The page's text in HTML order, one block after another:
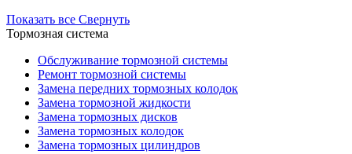
Показать все Свернуть
Тормозная система
Обслуживание тормозной системы
Ремонт тормозной системы
Замена передних тормозных колодок
Замена тормозной жидкости
Замена тормозных дисков
Замена тормозных колодок
Замена тормозных цилиндров